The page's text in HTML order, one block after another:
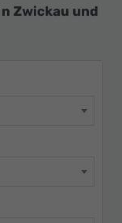
Zwickau und